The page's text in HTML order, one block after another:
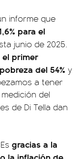
informe que
para el
junio de 2025.
el primer
pobreza del 54% y
a tener
del
de Di Tella dan
gracias a la